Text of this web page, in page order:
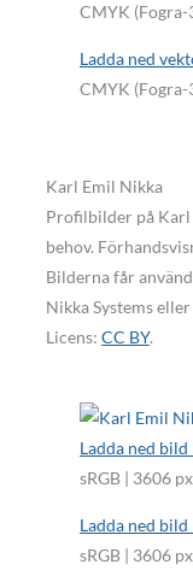
CMYK (Fogra-
Ladda ned
CMYK (Fogra-
Karl Emil Nikka
Profilbilder på Karl
behov.
Bilderna får
Nikka Systems
Licens: CC BY.
Ladda ned
sRGB | 3606
Ladda ned
sRGB | 3606